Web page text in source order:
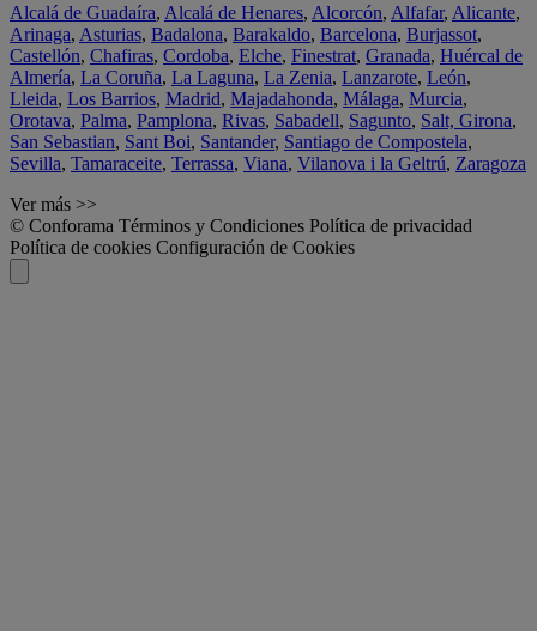
Alcalá de Guadaíra, Alcalá de Henares, Alcorcón, Alfafar, Alicante,
Arinaga, Asturias, Badalona, Barakaldo, Barcelona, Burjassot,
Castellón, Chafiras, Cordoba, Elche, Finestrat, Granada, Huércal de
Almería, La Coruña, La Laguna, La Zenia, Lanzarote, León,
Lleida, Los Barrios, Madrid, Majadahonda, Málaga, Murcia,
Orotava, Palma, Pamplona, Rivas, Sabadell, Sagunto, Salt, Girona,
San Sebastian, Sant Boi, Santander, Santiago de Compostela,
Sevilla, Tamaraceite, Terrassa, Viana, Vilanova i la Geltrú, Zaragoza
Ver más >>
© Conforama Términos y Condiciones Política de privacidad
Política de cookies Configuración de Cookies